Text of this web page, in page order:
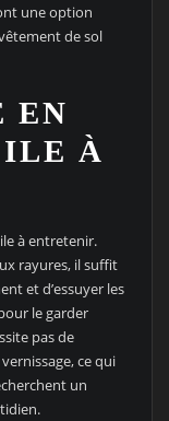
une option
de sol
EN
À
à entretenir.
rayures, il suffit
et d’essuyer les
le garder
pas de
ce qui
un